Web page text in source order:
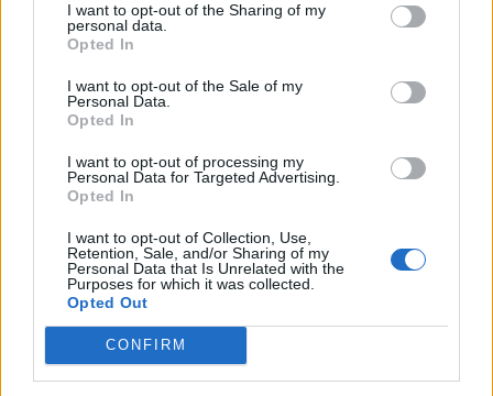
I want to opt-out of the Sharing of my
personal data.
Opted In
I want to opt-out of the Sale of my
Personal Data.
Opted In
I want to opt-out of processing my
Personal Data for Targeted Advertising.
Opted In
I want to opt-out of Collection, Use,
Retention, Sale, and/or Sharing of my
Personal Data that Is Unrelated with the
Purposes for which it was collected.
Opted Out
CONFIRM
necesario reconocer la capacitación de los jóvenes,
que ellos tomen conciencia del poder que tienen
para cambiar el mundo, y que puedan hacerlo en la
práctica, que no sea difícil para ellos formarse,
Campaña 2021: "Reinventar las habilidades
de los jóvenes después de una pandemia"
Para el año 2021 el tema central de este Día
Mundial fue"Reinventar las habilidades de los
jóvenes después de una pandemia".